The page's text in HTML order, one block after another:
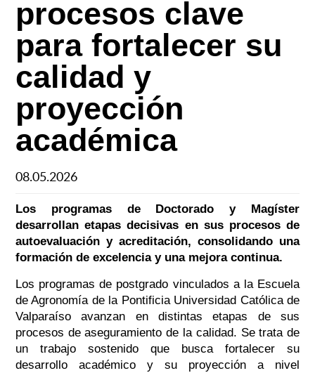
procesos clave
para fortalecer su
calidad y
proyección
académica
08.05.2026
Los programas de Doctorado y Magíster
desarrollan etapas decisivas en sus procesos de
autoevaluación y acreditación, consolidando una
formación de excelencia y una mejora continua.
Los programas de postgrado vinculados a la Escuela
de Agronomía de la Pontificia Universidad Católica de
Valparaíso avanzan en distintas etapas de sus
procesos de aseguramiento de la calidad. Se trata de
un trabajo sostenido que busca fortalecer su
desarrollo académico y su proyección a nivel